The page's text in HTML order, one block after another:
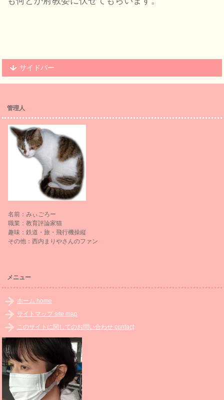
サイドバー
管理人
名前：みぃごろー
職業：教育評論家猫
趣味：鉄道・旅・飛行機操縦
その他：西内まりやさんのファン
メニュー
ホーム home
サイトマップ site map
このサイトに関してのお問い合わせ contact